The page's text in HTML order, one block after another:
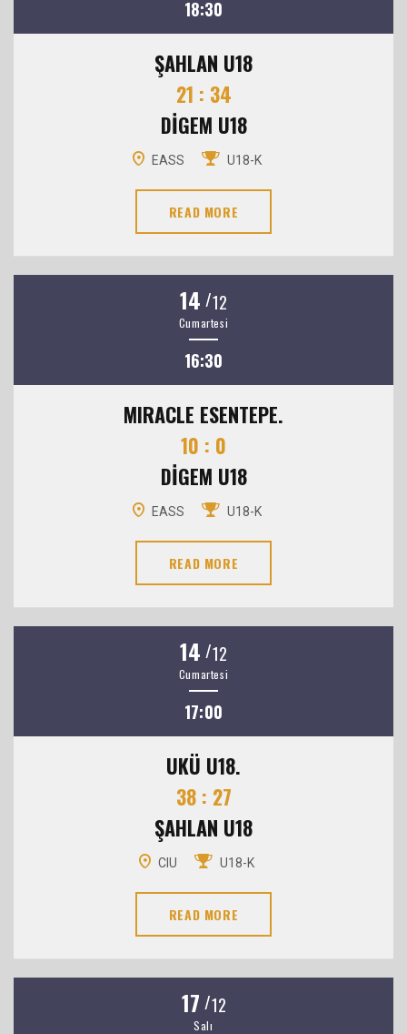
18:30
ŞAHLAN U18
21 : 34
DİGEM U18
EASS U18-K
READ MORE
14 /12
Cumartesi
16:30
MIRACLE ESENTEPE.
10 : 0
DİGEM U18
EASS U18-K
READ MORE
14 /12
Cumartesi
17:00
UKÜ U18.
38 : 27
ŞAHLAN U18
CIU U18-K
READ MORE
17 /12
Salı